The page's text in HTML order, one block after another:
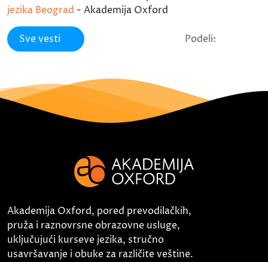
jezika Beograd - Akademija Oxford
Sve vesti Podeli:
Akademija Oxford, pored prevodilačkih,
pruža i raznovrsne obrazovne usluge,
uključujući kurseve jezika, stručno
usavršavanje i obuke za različite veštine.